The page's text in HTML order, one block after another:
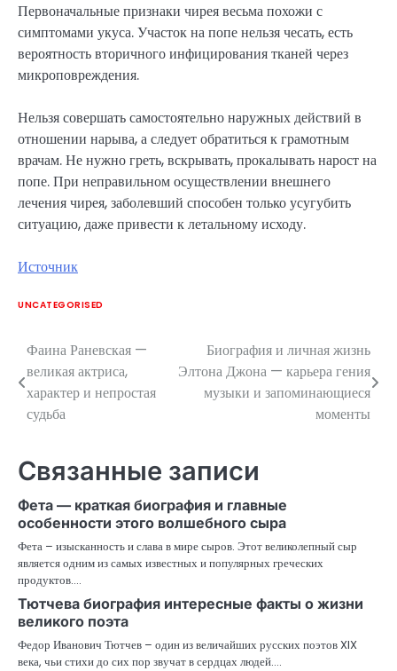
Первоначальные признаки чирея весьма похожи с
симптомами укуса. Участок на попе нельзя чесать, есть
вероятность вторичного инфицирования тканей через
микроповреждения.
Нельзя совершать самостоятельно наружных действий в
отношении нарыва, а следует обратиться к грамотным
врачам. Не нужно греть, вскрывать, прокалывать нарост на
попе. При неправильном осуществлении внешнего
лечения чирея, заболевший способен только усугубить
ситуацию, даже привести к летальному исходу.
Источник
UNCATEGORISED
Навигация
по
записям
Фаина Раневская —
великая актриса,
характер и непростая
судьба
Биография и личная жизнь
Элтона Джона — карьера гения
музыки и запоминающиеся
моменты
Связанные записи
Фета — краткая биография и главные
особенности этого волшебного сыра
Фета – изысканность и слава в мире сыров. Этот великолепный сыр
является одним из самых известных и популярных греческих
продуктов.…
Тютчева биография интересные факты о жизни
великого поэта
Федор Иванович Тютчев – один из величайших русских поэтов XIX
века, чьи стихи до сих пор звучат в сердцах людей.…